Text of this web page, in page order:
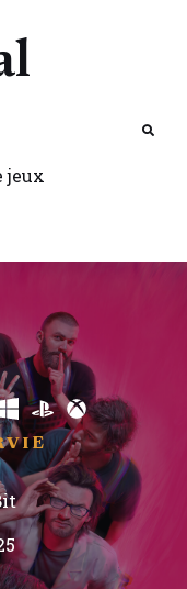
jeux